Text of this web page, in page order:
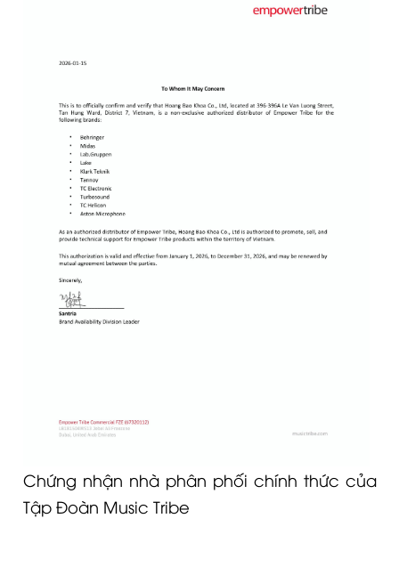
Chứng nhận nhà phân phối chính thức của
Tập Đoàn Music Tribe